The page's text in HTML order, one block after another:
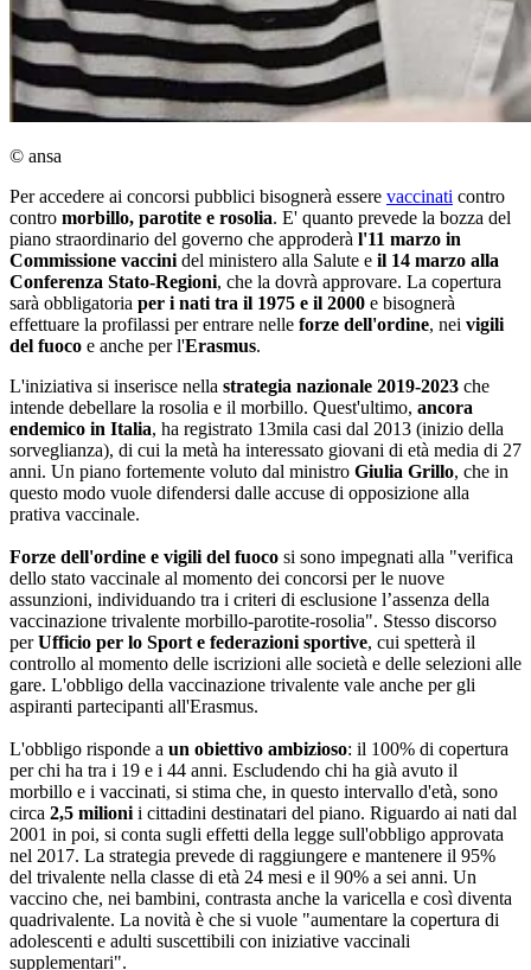
© ansa
Per accedere ai concorsi pubblici bisognerà essere vaccinati contro
contro morbillo, parotite e rosolia. E' quanto prevede la bozza del
piano straordinario del governo che approderà l'11 marzo in
Commissione vaccini del ministero alla Salute e il 14 marzo alla
Conferenza Stato-Regioni, che la dovrà approvare. La copertura
sarà obbligatoria per i nati tra il 1975 e il 2000 e bisognerà
effettuare la profilassi per entrare nelle forze dell'ordine, nei vigili
del fuoco e anche per l'Erasmus.
L'iniziativa si inserisce nella strategia nazionale 2019-2023 che
intende debellare la rosolia e il morbillo. Quest'ultimo, ancora
endemico in Italia, ha registrato 13mila casi dal 2013 (inizio della
sorveglianza), di cui la metà ha interessato giovani di età media di 27
anni. Un piano fortemente voluto dal ministro Giulia Grillo, che in
questo modo vuole difendersi dalle accuse di opposizione alla
prativa vaccinale.
Forze dell'ordine e vigili del fuoco si sono impegnati alla "verifica
dello stato vaccinale al momento dei concorsi per le nuove
assunzioni, individuando tra i criteri di esclusione l’assenza della
vaccinazione trivalente morbillo-parotite-rosolia". Stesso discorso
perUfficio per lo Sport e federazioni sportive, cui spetterà il
controllo al momento delle iscrizioni alle società e delle selezioni alle
gare. L'obbligo della vaccinazione trivalente vale anche per gli
aspiranti partecipanti all'Erasmus.
L'obbligo risponde a un obiettivo ambizioso: il 100% di copertura
per chi ha tra i 19 e i 44 anni. Escludendo chi ha già avuto il
morbillo e i vaccinati, si stima che, in questo intervallo d'età, sono
circa 2,5 milioni i cittadini destinatari del piano. Riguardo ai nati dal
2001 in poi, si conta sugli effetti della legge sull'obbligo approvata
nel 2017. La strategia prevede di raggiungere e mantenere il 95%
del trivalente nella classe di età 24 mesi e il 90% a sei anni. Un
vaccino che, nei bambini, contrasta anche la varicella e così diventa
quadrivalente. La novità è che si vuole "aumentare la copertura di
adolescenti e adulti suscettibili con iniziative vaccinali
supplementari".